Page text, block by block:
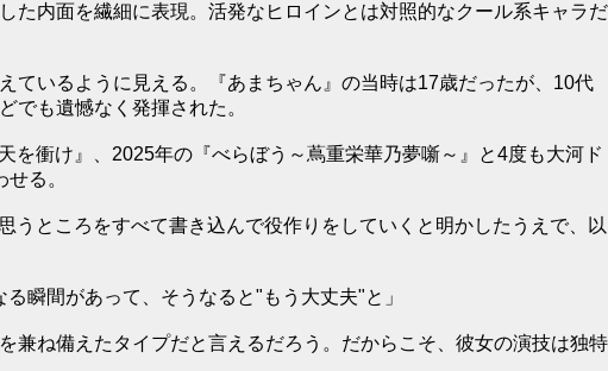
た内面を繊細に表現。活発なヒロインとは対照的なクール系キャラだ
ているように見える。『あまちゃん』の当時は17歳だったが、10代
でも遺憾なく発揮された。
衝け』、2025年の『べらぼう～蔦重栄華乃夢噺～』と4度も大河ド
る。
ところをすべて書き込んで役作りをしていくと明かしたうえで、以
瞬間があって、そうなると"もう大丈夫"と」
兼ね備えたタイプだと言えるだろう。だからこそ、彼女の演技は独特